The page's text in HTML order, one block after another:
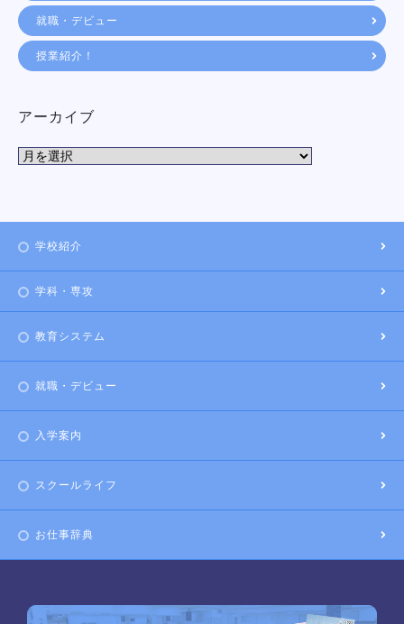
就職・デビュー
授業紹介！
アーカイブ
学校紹介
学科・専攻
教育システム
就職・デビュー
入学案内
スクールライフ
お仕事辞典